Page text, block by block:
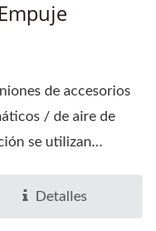
de accesorios
/ de aire de
se utilizan
Detalles